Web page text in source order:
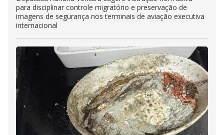
para disciplinar controle migratório e preservação de
imagens de segurança nos terminais de aviação executiva
internacional